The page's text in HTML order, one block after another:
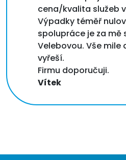
cena/kvalita služeb
Výpadky téměř
spolupráce je za mě
Velebovou. Vše mile
vyřeší.
Firmu doporučuji.
Vítek